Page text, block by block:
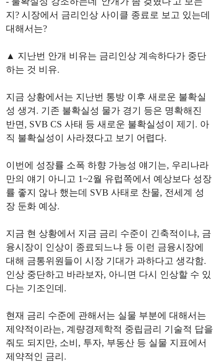
지? 시장에서 금리인상 사이클 종료로 보고 있는데
대해서는?
▲ 지난번 안개 비유는 금리인상 계속하다가 중단
하는 것 비유.
지금 상황에서는 지난번 통방 이후 새로운 불확실
성 생겨. 기존 불확실성 물가 경기 등은 명확해진
반면, SVB CS 사태 등 새로운 불확실성이 제기. 아
직 불확실성이 사라졌다고 보기 어렵다.
이번에 성장률 소폭 하향 가능성 얘기는, 우리나라
만의 얘기 아니고 1~2월 유럽쪽에서 예상보다 성장
률 좋지 않나 했는데 SVB 사태로 찬물, 전세계 성
장 둔화 예상.
지금 현 상황에서 지금 금리 수준이 긴축적이냐, 금
융시장이 인상이 종료되느냐 등 이런 금융시장에
대해 금통위원들이 시장 기대가 과하다고 생각함.
인상 중단하고 바라보자, 아니면 다시 인상할 수 있
다는 기조인데.
현재 금리 수준에 관해서는 실물 부분에 대해서는
제약적이라는, 계량경제학적 중립금리 기술적 답을
줘도 되지만, 소비, 투자, 부동산 등 실물 지표에서
제약적인 금리.